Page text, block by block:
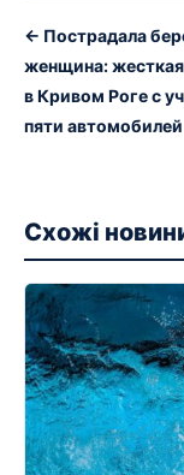
← Пострадала
женщина:
в Кривом Роге с
пяти автомобилей
Схожі